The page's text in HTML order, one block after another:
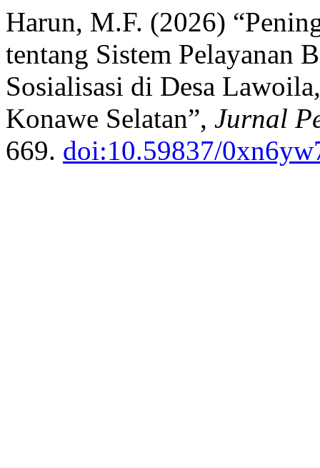
Harun, M.F. (2026)
tentang Sistem Pelayanan
Sosialisasi di Desa
Konawe Selatan”, Jurnal
669. doi:10.59837/